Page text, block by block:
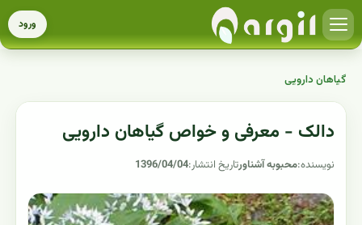
ورود
گیاهان دارویی
دالک - معرفی و خواص گیاهان دارویی
نویسنده:محبوبه آشناورتاریخ انتشار:1396/04/04